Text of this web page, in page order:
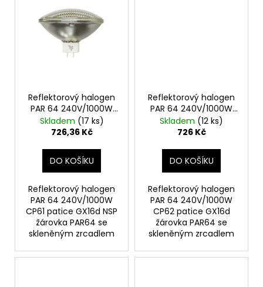
Reflektorový halogen
PAR 64 240V/1000W
CP61 patice GX16d NSP
Skladem (17 ks)
726,36 Kč
DO KOŠÍKU
Reflektorový halogen
PAR 64 240V/1000W
CP61 patice GX16d NSP
žárovka PAR64 se
skleněným zrcadlem
Reflektorový halogen
PAR 64 240V/1000W
CP62 patice GX16d MFL
Skladem (12 ks)
726 Kč
DO KOŠÍKU
Reflektorový halogen
PAR 64 240V/1000W
CP62 patice GX16d
žárovka PAR64 se
skleněným zrcadlem